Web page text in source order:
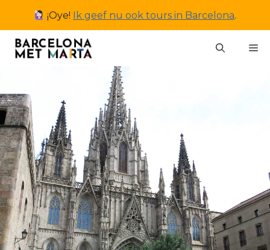
inhoud
¡Oye! Ik geef nu ook tours in Barcelona.